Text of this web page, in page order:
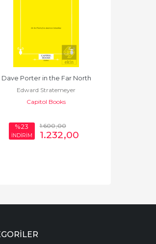
Dave Porter in the Far North
Edward Stratemeyer
Capitol Books
%23
İNDİRİM
1.600,00
1.232,00